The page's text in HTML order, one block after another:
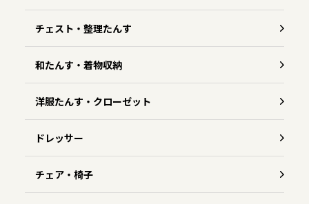
チェスト・整理たんす
和たんす・着物収納
洋服たんす・クローゼット
ドレッサー
チェア・椅子